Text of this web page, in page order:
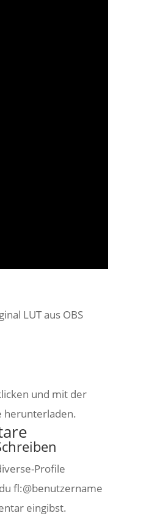
LUT aus OBS
und mit der
herunterladen.
Profile
fl:@benutzername
eingibst.